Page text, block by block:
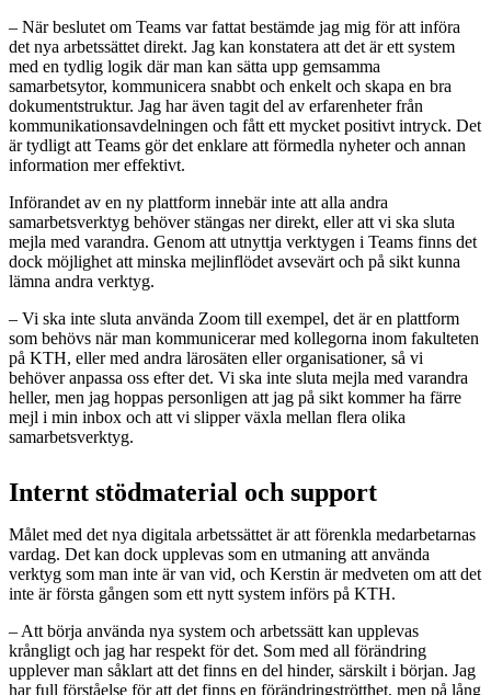
– När beslutet om Teams var fattat bestämde jag mig för att införa
det nya arbetssättet direkt. Jag kan konstatera att det är ett system
med en tydlig logik där man kan sätta upp gemsamma
samarbetsytor, kommunicera snabbt och enkelt och skapa en bra
dokumentstruktur. Jag har även tagit del av erfarenheter från
kommunikationsavdelningen och fått ett mycket positivt intryck. Det
är tydligt att Teams gör det enklare att förmedla nyheter och annan
information mer effektivt.
Införandet av en ny plattform innebär inte att alla andra
samarbetsverktyg behöver stängas ner direkt, eller att vi ska sluta
mejla med varandra. Genom att utnyttja verktygen i Teams finns det
dock möjlighet att minska mejlinflödet avsevärt och på sikt kunna
lämna andra verktyg.
– Vi ska inte sluta använda Zoom till exempel, det är en plattform
som behövs när man kommunicerar med kollegorna inom fakulteten
på KTH, eller med andra lärosäten eller organisationer, så vi
behöver anpassa oss efter det. Vi ska inte sluta mejla med varandra
heller, men jag hoppas personligen att jag på sikt kommer ha färre
mejl i min inbox och att vi slipper växla mellan flera olika
samarbetsverktyg.
Internt stödmaterial och support
Målet med det nya digitala arbetssättet är att förenkla medarbetarnas
vardag. Det kan dock upplevas som en utmaning att använda
verktyg som man inte är van vid, och Kerstin är medveten om att det
inte är första gången som ett nytt system införs på KTH.
– Att börja använda nya system och arbetssätt kan upplevas
krångligt och jag har respekt för det. Som med all förändring
upplever man såklart att det finns en del hinder, särskilt i början. Jag
har full förståelse för att det finns en förändringströtthet, men på lång